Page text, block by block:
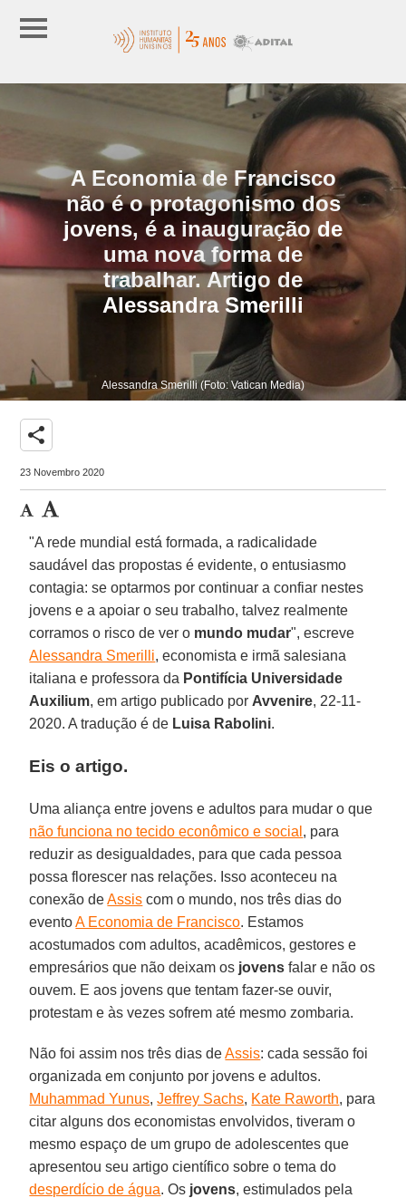
A Economia de Francisco
não é o protagonismo dos
jovens, é a inauguração de
uma nova forma de
trabalhar. Artigo de
Alessandra Smerilli
Alessandra Smerilli (Foto: Vatican Media)
share
23 Novembro 2020
"A rede mundial está formada, a radicalidade
saudável das propostas é evidente, o entusiasmo
contagia: se optarmos por continuar a confiar nestes
jovens e a apoiar o seu trabalho, talvez realmente
corramos o risco de ver o mundo mudar", escreve
Alessandra Smerilli, economista e irmã salesiana
italiana e professora da Pontifícia Universidade
Auxilium, em artigo publicado por Avvenire, 22-11-
2020. A tradução é de Luisa Rabolini.
Eis o artigo.
Uma aliança entre jovens e adultos para mudar o que
não funciona no tecido econômico e social , para
reduzir as desigualdades, para que cada pessoa
possa florescer nas relações. Isso aconteceu na
conexão deAssis com o mundo, nos três dias do
eventoA Economia de Francisco. Estamos
acostumados com adultos, acadêmicos, gestores e
empresários que não deixam os jovens falar e não os
ouvem. E aos jovens que tentam fazer-se ouvir,
protestam e às vezes sofrem até mesmo zombaria.
Não foi assim nos três dias deAssis: cada sessão foi
organizada em conjunto por jovens e adultos.
Muhammad Yunus,Jeffrey Sachs, Kate Raworth, para
citar alguns dos economistas envolvidos, tiveram o
mesmo espaço de um grupo de adolescentes que
apresentou seu artigo científico sobre o tema do
desperdício de água. Os jovens, estimulados pela